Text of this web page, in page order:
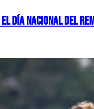
DÍA NACIONAL DEL